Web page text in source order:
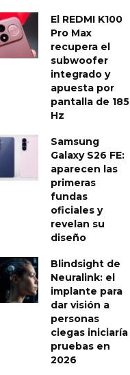
El REDMI K100
Pro Max
recupera el
subwoofer
integrado y
apuesta por
pantalla de 185
Hz
Samsung
Galaxy S26 FE:
aparecen las
primeras
fundas
oficiales y
revelan su
diseño
Blindsight de
Neuralink: el
implante para
dar visión a
personas
ciegas iniciaría
pruebas en
2026